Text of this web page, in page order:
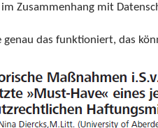
Zusammenhang mit
das funktioniert, das